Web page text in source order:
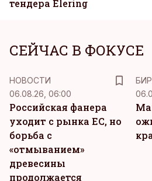
тендера Elering
СЕЙЧАС В ФОКУСЕ
НОВОСТИ
06.08.26, 06:00
Российская фанера
уходит с рынка ЕС, но
борьба с
«отмыванием»
древесины
продолжается